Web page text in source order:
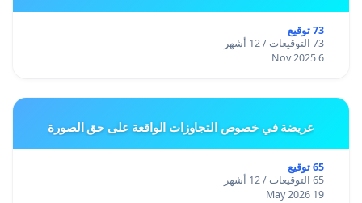
73 توقيع
73 التوقيعات / 12 أشهر
6 Nov 2025
عريضة في خصوص التجاوزات الواقعة على حق الصورة
65 توقيع
65 التوقيعات / 12 أشهر
19 May 2026